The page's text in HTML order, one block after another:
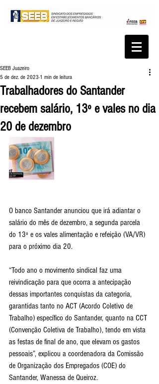
Trabalhadores do Santander
recebem salário, 13º e vales no dia
20 de dezembro
SEEB Juazeiro
5 de dez. de 2023 1 min de leitura
O banco Santander anunciou que irá adiantar o
salário do mês de dezembro, a segunda parcela
do 13º e os vales alimentação e refeição (VA/VR)
para o próximo dia 20.
“Todo ano o movimento sindical faz uma
reivindicação para que ocorra a antecipação
dessas importantes conquistas da categoria,
garantidas tanto no ACT (Acordo Coletivo de
Trabalho) específico do Santander, quanto na CCT
(Convenção Coletiva de Trabalho), tendo em vista
as festas de final de ano, que elevam os gastos
pessoais”, explicou a coordenadora da Comissão
de Organização dos Empregados (COE) do
Santander, Wanessa de Queiroz.